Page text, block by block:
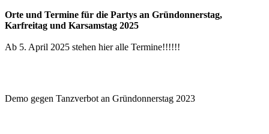
Orte und Termine für die Partys an Gründonnerstag,
Karfreitag und Karsamstag 2025
Ab 5. April 2025 stehen hier alle Termine!!!!!!
Demo gegen Tanzverbot an Gründonnerstag 2023